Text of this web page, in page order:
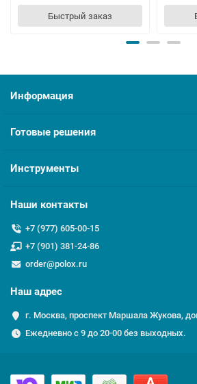
Быстрый заказ
Информация
Готовые решения
Инструменты
Наши контакты
+7 (977) 605-00-15
+7 (901) 381-24-86
order@polox.ru
Наш адрес
г. Москва, проспект Маршала Жукова,
Ежедневно с 9 до 20-00 без выходных.